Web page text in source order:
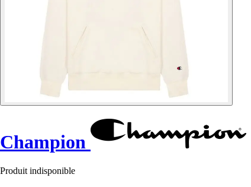
Champion
Produit indisponible